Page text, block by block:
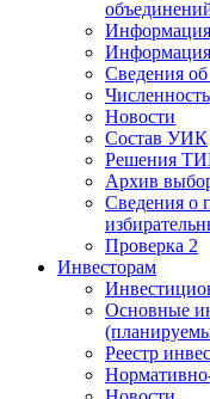
Информация
Сведения об
Новости
Состав УИК
Решения
Архив
Сведения о
Проверка 2
Инвесторам
Основные
Реестр